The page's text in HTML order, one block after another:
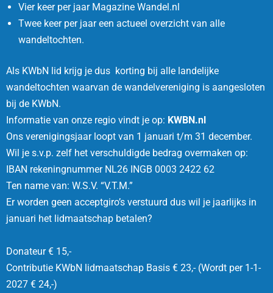
Vier keer per jaar Magazine Wandel.nl
Twee keer per jaar een actueel overzicht van alle
wandeltochten.
Als KWbN lid krijg je dus korting bij alle landelijke
wandeltochten waarvan de wandelvereniging is aangesloten
bij de KWbN.
Informatie van onze regio vindt je op: KWBN.nl
Ons verenigingsjaar loopt van 1 januari t/m 31 december.
Wil je s.v.p. zelf het verschuldigde bedrag overmaken op:
IBAN rekeningnummer NL26 INGB 0003 2422 62
Ten name van: W.S.V. “V.T.M.”
Er worden geen acceptgiro’s verstuurd dus wil je jaarlijks in
januari het lidmaatschap betalen?
Donateur € 15,-
Contributie KWbN lidmaatschap Basis € 23,- (Wordt per 1-1-
2027 € 24,-)